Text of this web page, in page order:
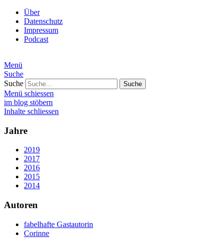
Über
Datenschutz
Impressum
Podcast
Menü
Suche
Suche
Menü schiessen
im blog stöbern
Inhalte schliessen
Jahre
2019
2017
2016
2015
2014
Autoren
fabelhafte Gastautorin
Corinne